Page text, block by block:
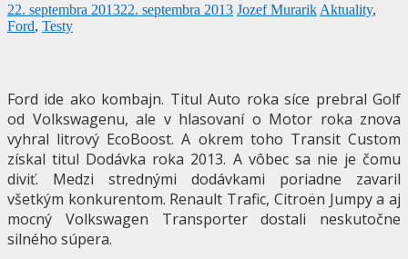
22. septembra 201322. septembra 2013 Jozef Murarik Aktuality,
Ford, Testy
Ford ide ako kombajn. Titul Auto roka síce prebral Golf
od Volkswagenu, ale v hlasovaní o Motor roka znova
vyhral litrový EcoBoost. A okrem toho Transit Custom
získal titul Dodávka roka 2013. A vôbec sa nie je čomu
diviť. Medzi strednými dodávkami poriadne zavaril
všetkým konkurentom. Renault Trafic, Citroën Jumpy a aj
mocný Volkswagen Transporter dostali neskutočne
silného súpera.